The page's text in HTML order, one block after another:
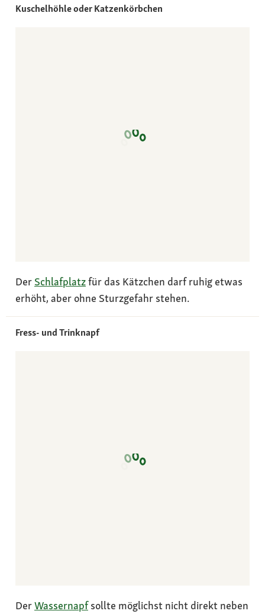
Kuschelhöhle oder Katzenkörbchen
Der Schlafplatzfür das Kätzchen darf ruhig etwas
erhöht, aber ohne Sturzgefahr stehen.
Fress- und Trinknapf
DerWassernapfsollte möglichst nicht direkt neben